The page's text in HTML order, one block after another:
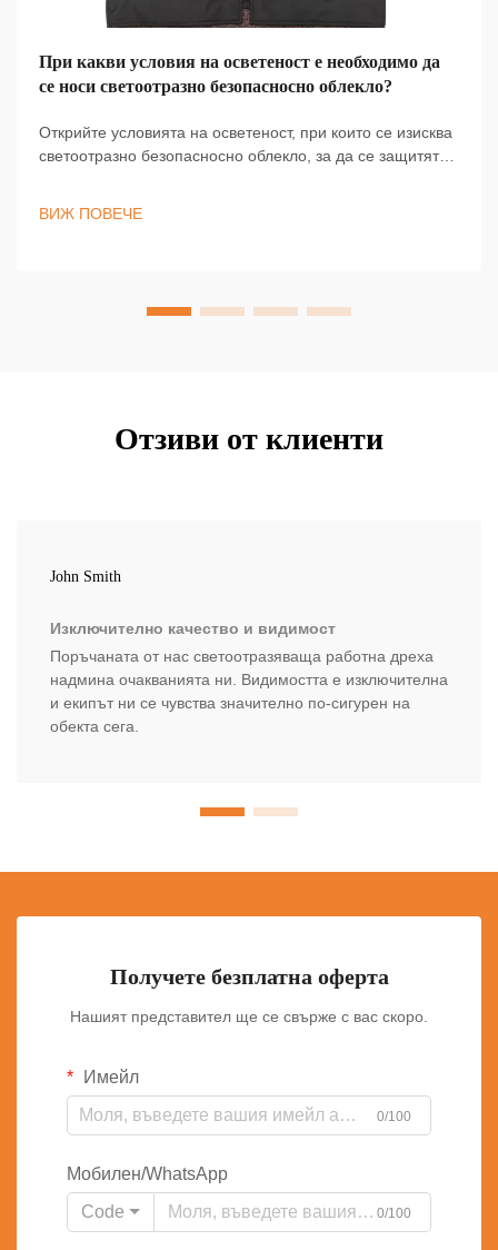
При какви условия на осветеност е необходимо да
се носи светоотразно безопасносно облекло?
Открийте условията на осветеност, при които се изисква
светоотразно безопасносно облекло, за да се защитят
ВИЖ ПОВЕЧЕ
Отзиви от клиенти
John Smith
Изключително качество и видимост
Поръчаната от нас светоотразяваща работна дреха
надмина очакванията ни. Видимостта е изключителна
и екипът ни се чувства значително по-сигурен на
обекта сега.
Получете безплатна оферта
Нашият представител ще се свърже с вас скоро.
Имейл
0/100
Мобилен/WhatsApp
Code
0/100